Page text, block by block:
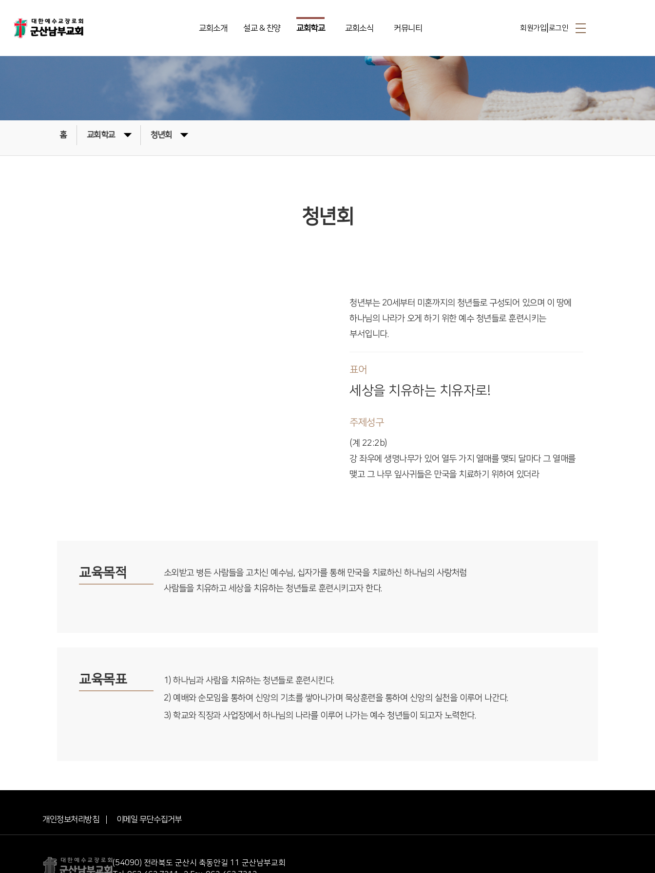
교회소개 설교 & 찬양 교회학교 교회소식 커뮤니티 회원가입 로그인
홈 교회학교 청년회
청년회
청년부는 20세부터 미혼까지의 청년들로 구성되어 있으며 이 땅에
하나님의 나라가 오게 하기 위한 예수 청년들로 훈련시키는
부서입니다.
표어
세상을 치유하는 치유자로!
주제성구
(계 22:2b)
강 좌우에 생명나무가 있어 열두 가지 열매를 맺되 달마다 그 열매를
맺고 그 나무 잎사귀들은 만국을 치료하기 위하여 있더라
교육목적
소외받고 병든 사람들을 고치신 예수님, 십자가를 통해 만국을 치료하신 하나님의 사랑처럼
사람들을 치유하고 세상을 치유하는 청년들로 훈련시키고자 한다.
교육목표
1) 하나님과 사람을 치유하는 청년들로 훈련시킨다.
2) 예배와 순모임을 통하여 신앙의 기초를 쌓아나가며 묵상훈련을 통하여 신앙의 실천을 이루어 나간다.
3) 학교와 직장과 사업장에서 하나님의 나라를 이루어 나가는 예수 청년들이 되고자 노력한다.
개인정보처리방침 이메일 무단수집거부
(54090) 전라북도 군산시 축동안길 11 군산남부교회